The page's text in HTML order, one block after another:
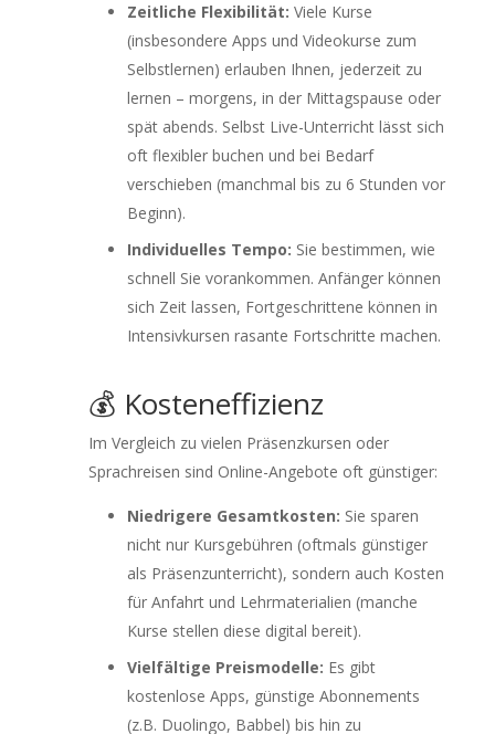
Zeitliche Flexibilität: Viele Kurse
(insbesondere Apps und Videokurse zum
Selbstlernen) erlauben Ihnen, jederzeit zu
lernen – morgens, in der Mittagspause oder
spät abends. Selbst Live-Unterricht lässt sich
oft flexibler buchen und bei Bedarf
verschieben (manchmal bis zu 6 Stunden vor
Beginn).
Individuelles Tempo: Sie bestimmen, wie
schnell Sie vorankommen. Anfänger können
sich Zeit lassen, Fortgeschrittene können in
Intensivkursen rasante Fortschritte machen.
💰 Kosteneffizienz
Im Vergleich zu vielen Präsenzkursen oder
Sprachreisen sind Online-Angebote oft günstiger:
Niedrigere Gesamtkosten: Sie sparen
nicht nur Kursgebühren (oftmals günstiger
als Präsenzunterricht), sondern auch Kosten
für Anfahrt und Lehrmaterialien (manche
Kurse stellen diese digital bereit).
Vielfältige Preismodelle: Es gibt
kostenlose Apps, günstige Abonnements
(z.B. Duolingo, Babbel) bis hin zu